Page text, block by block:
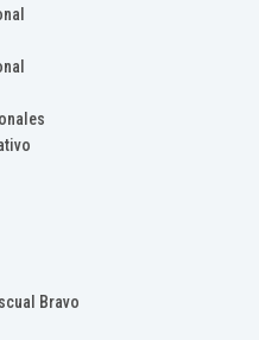
Bravo